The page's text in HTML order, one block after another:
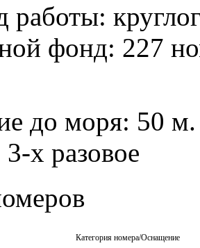
работы:
фонд: 227
до моря: 50 м.
3-х разовое
Категория номера/Оснащение